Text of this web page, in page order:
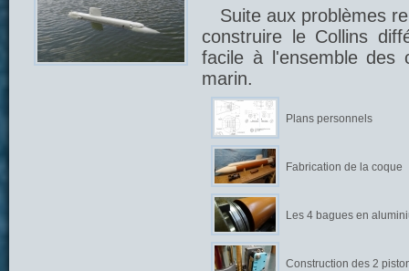
Suite aux problèmes
construire le Collins
facile à l'ensemble des
marin.
Plans personnels
Fabrication de la coque
Les 4 bagues en
Construction des 2